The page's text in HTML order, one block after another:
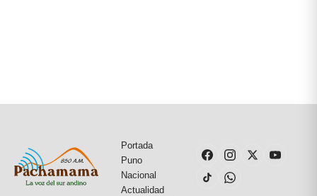
Portada
Puno
Nacional
Actualidad